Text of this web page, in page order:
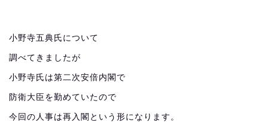
小野寺五典氏について
調べてきましたが
小野寺氏は第二次安倍内閣で
防衛大臣を勤めていたので
今回の人事は再入閣という形になります。